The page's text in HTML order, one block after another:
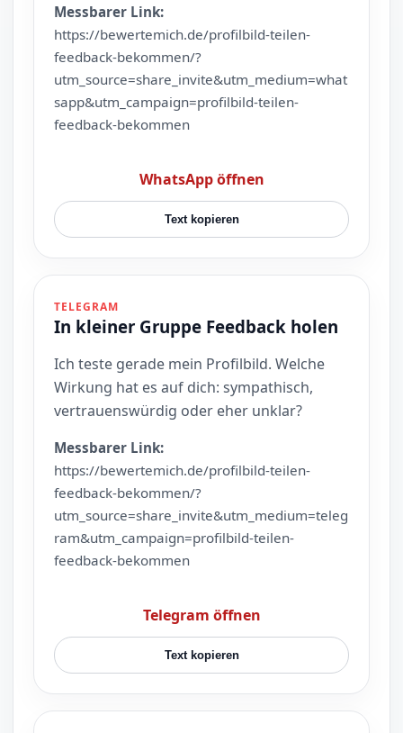
Messbarer Link:
https://bewertemich.de/profilbild-teilen-
feedback-bekommen/?
utm_source=share_invite&utm_medium=what
sapp&utm_campaign=profilbild-teilen-
feedback-bekommen
WhatsApp öffnen
Text kopieren
TELEGRAM
In kleiner Gruppe Feedback holen
Ich teste gerade mein Profilbild. Welche
Wirkung hat es auf dich: sympathisch,
vertrauenswürdig oder eher unklar?
Messbarer Link:
https://bewertemich.de/profilbild-teilen-
feedback-bekommen/?
utm_source=share_invite&utm_medium=teleg
ram&utm_campaign=profilbild-teilen-
feedback-bekommen
Telegram öffnen
Text kopieren